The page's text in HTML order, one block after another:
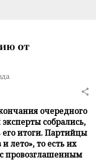
от
очередного
собрались,
итоги. Партийцы
лето», то есть их
провозглашенным